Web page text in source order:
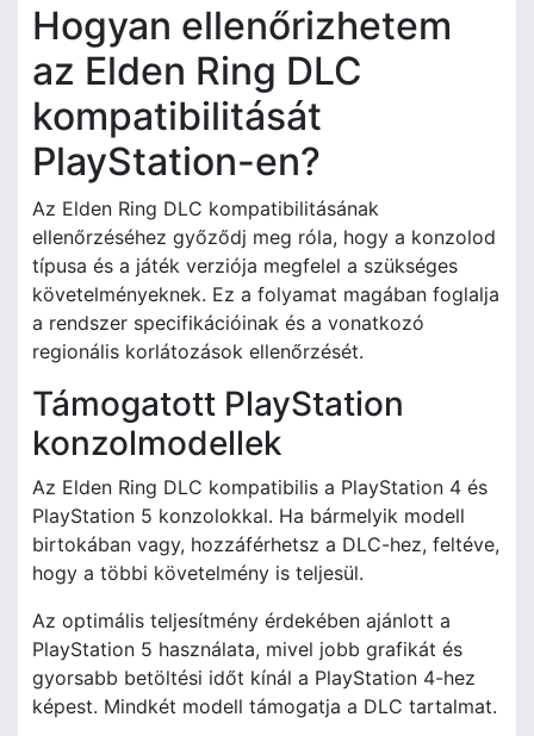
Hogyan ellenőrizhetem
az Elden Ring DLC
kompatibilitását
PlayStation-en?
Az Elden Ring DLC kompatibilitásának
ellenőrzéséhez győződj meg róla, hogy a konzolod
típusa és a játék verziója megfelel a szükséges
követelményeknek. Ez a folyamat magában foglalja
a rendszer specifikációinak és a vonatkozó
regionális korlátozások ellenőrzését.
Támogatott PlayStation
konzolmodellek
Az Elden Ring DLC kompatibilis a PlayStation 4 és
PlayStation 5 konzolokkal. Ha bármelyik modell
birtokában vagy, hozzáférhetsz a DLC-hez, feltéve,
hogy a többi követelmény is teljesül.
Az optimális teljesítmény érdekében ajánlott a
PlayStation 5 használata, mivel jobb grafikát és
gyorsabb betöltési időt kínál a PlayStation 4-hez
képest. Mindkét modell támogatja a DLC tartalmat.